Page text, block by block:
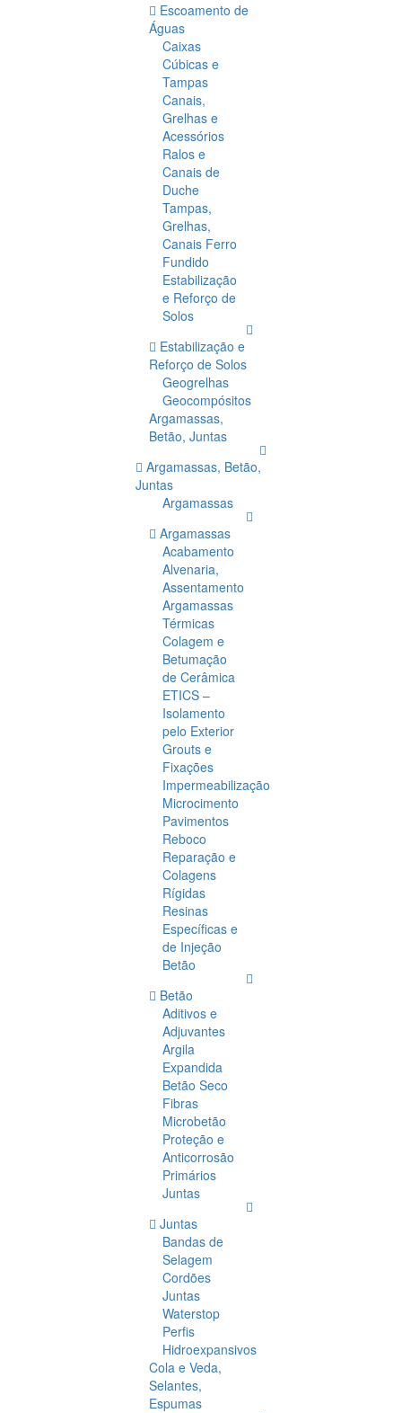
Escoamento de
Águas
Caixas
Cúbicas e
Tampas
Canais,
Grelhas e
Acessórios
Ralos e
Canais de
Duche
Tampas,
Grelhas,
Canais Ferro
Fundido
Estabilização
e Reforço de
Solos
Estabilização e
Reforço de Solos
Geogrelhas
Geocompósitos
Argamassas,
Betão, Juntas
Argamassas, Betão,
Juntas
Argamassas
Argamassas
Acabamento
Alvenaria,
Assentamento
Argamassas
Térmicas
Colagem e
Betumação
de Cerâmica
ETICS –
Isolamento
pelo Exterior
Grouts e
Fixações
Impermeabilização
Microcimento
Pavimentos
Reboco
Reparação e
Colagens
Rígidas
Resinas
Específicas e
de Injeção
Betão
Betão
Aditivos e
Adjuvantes
Argila
Expandida
Betão Seco
Fibras
Microbetão
Proteção e
Anticorrosão
Primários
Juntas
Juntas
Bandas de
Selagem
Cordões
Juntas
Waterstop
Perfis
Hidroexpansivos
Cola e Veda,
Selantes,
Espumas